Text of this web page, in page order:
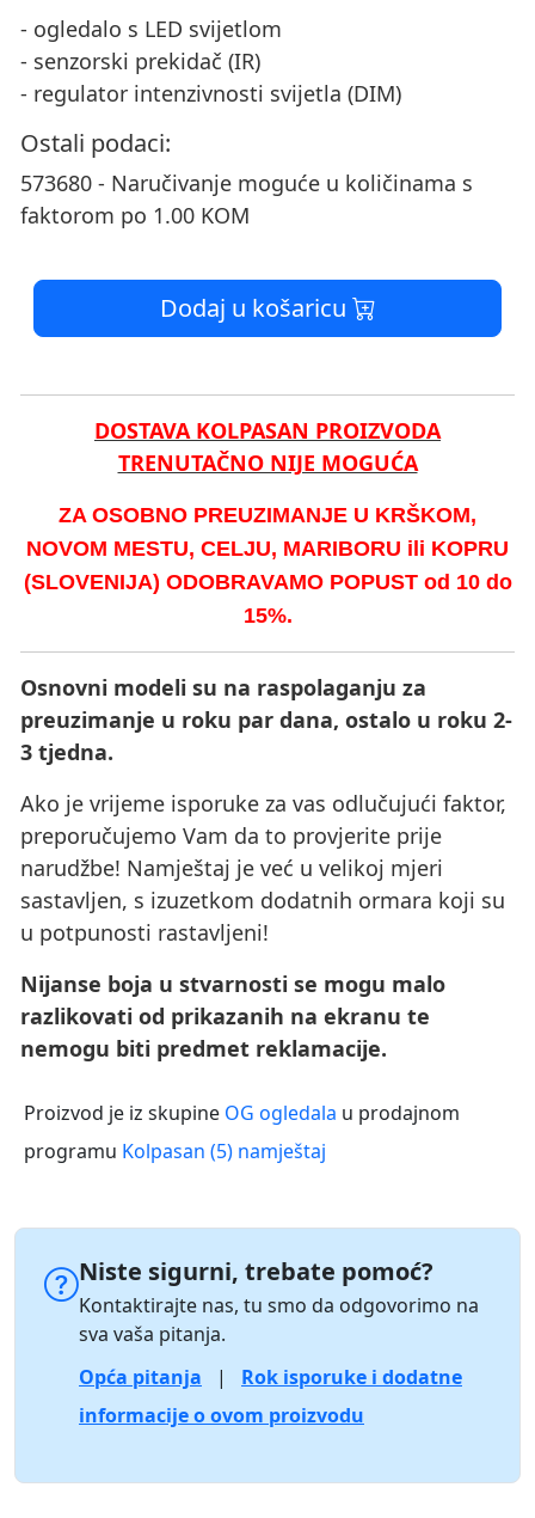
- ogledalo s LED svijetlom
- senzorski prekidač (IR)
- regulator intenzivnosti svijetla (DIM)
Ostali podaci:
573680 - Naručivanje moguće u količinama s
faktorom po 1.00 KOM
Dodaj u košaricu
DOSTAVA KOLPASAN PROIZVODA
TRENUTAČNO NIJE MOGUĆA
ZA OSOBNO PREUZIMANJE U KRŠKOM,
NOVOM MESTU, CELJU, MARIBORU ili KOPRU
(SLOVENIJA) ODOBRAVAMO POPUST od 10 do
15%.
Osnovni modeli su na raspolaganju za
preuzimanje u roku par dana, ostalo u roku 2-
3 tjedna.
Ako je vrijeme isporuke za vas odlučujući faktor,
preporučujemo Vam da to provjerite prije
narudžbe! Namještaj je već u velikoj mjeri
sastavljen, s izuzetkom dodatnih ormara koji su
u potpunosti rastavljeni!
Nijanse boja u stvarnosti se mogu malo
razlikovati od prikazanih na ekranu te
nemogu biti predmet reklamacije.
Proizvod je iz skupine OG ogledala u prodajnom
programu Kolpasan (5) namještaj
Niste sigurni, trebate pomoć?
Kontaktirajte nas, tu smo da odgovorimo na
sva vaša pitanja.
Opća pitanja
|
Rok isporuke i dodatne
informacije o ovom proizvodu